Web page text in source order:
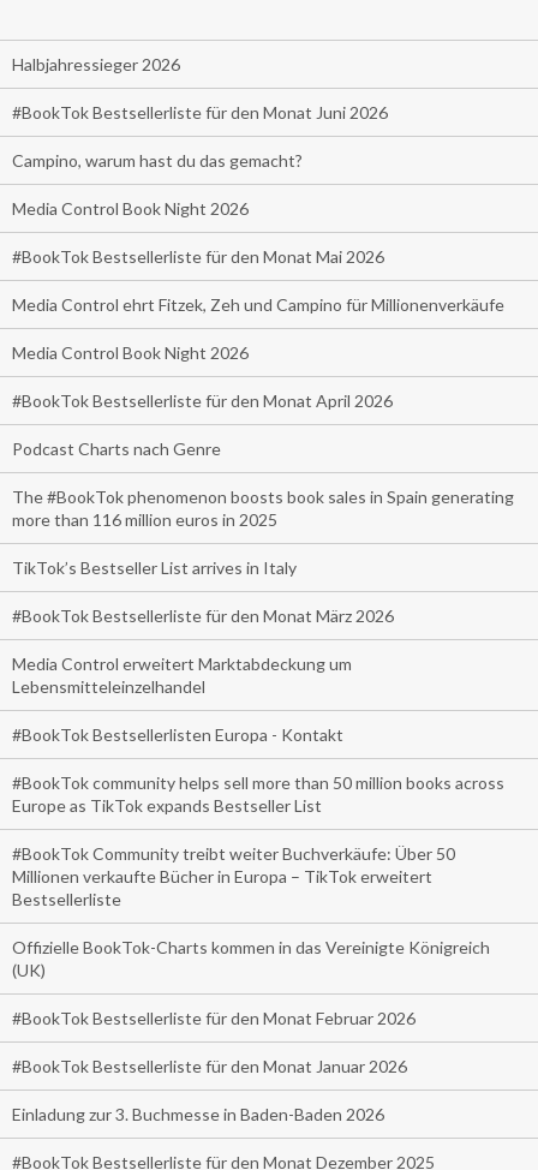
Halbjahressieger 2026
#BookTok Bestsellerliste für den Monat Juni 2026
Campino, warum hast du das gemacht?
Media Control Book Night 2026
#BookTok Bestsellerliste für den Monat Mai 2026
Media Control ehrt Fitzek, Zeh und Campino für Millionenverkäufe
Media Control Book Night 2026
#BookTok Bestsellerliste für den Monat April 2026
Podcast Charts nach Genre
The #BookTok phenomenon boosts book sales in Spain generating
more than 116 million euros in 2025
TikTok’s Bestseller List arrives in Italy
#BookTok Bestsellerliste für den Monat März 2026
Media Control erweitert Marktabdeckung um
Lebensmitteleinzelhandel
#BookTok Bestsellerlisten Europa - Kontakt
#BookTok community helps sell more than 50 million books across
Europe as TikTok expands Bestseller List
#BookTok Community treibt weiter Buchverkäufe: Über 50
Millionen verkaufte Bücher in Europa – TikTok erweitert
Bestsellerliste
Offizielle BookTok-Charts kommen in das Vereinigte Königreich
(UK)
#BookTok Bestsellerliste für den Monat Februar 2026
#BookTok Bestsellerliste für den Monat Januar 2026
Einladung zur 3. Buchmesse in Baden-Baden 2026
#BookTok Bestsellerliste für den Monat Dezember 2025